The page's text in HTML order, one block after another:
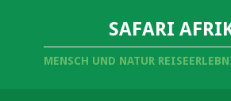
SAFARI
MENSCH UND NATUR